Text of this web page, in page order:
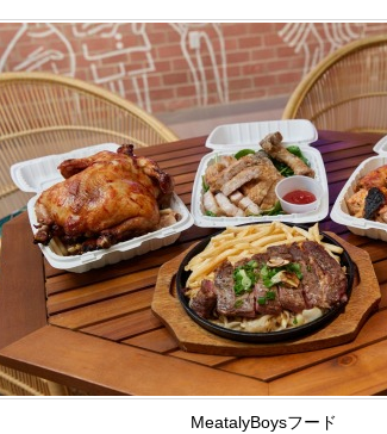
MeatalyBoysフード